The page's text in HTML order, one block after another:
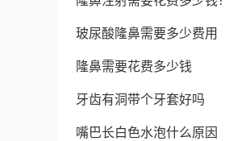
玻尿酸隆鼻需要多少费用
隆鼻需要花费多少钱
牙齿有洞带个牙套好吗
嘴巴长白色水泡什么原因